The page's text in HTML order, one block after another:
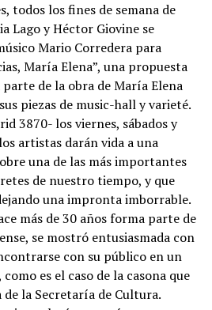
todos los fines de semana de
Lago y Héctor Giovine se
Mario Corredera para
María Elena”, una propuesta
de la obra de María Elena
piezas de music-hall y varieté.
3870- los viernes, sábados y
artistas darán vida a una
una de las más importantes
de nuestro tiempo, y que
una impronta imborrable.
más de 30 años forma parte de
se mostró entusiasmada con
con su público en un
es el caso de la casona que
la Secretaría de Cultura.